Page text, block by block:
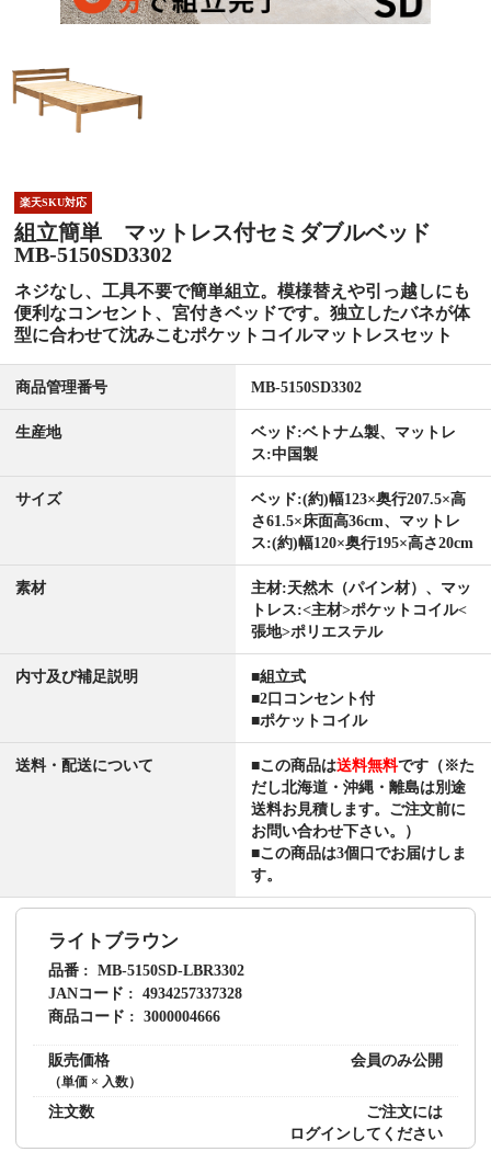
楽天SKU対応
組立簡単 マットレス付セミダブルベッド
MB-5150SD3302
ネジなし、工具不要で簡単組立。模様替えや引っ越しにも
便利なコンセント、宮付きベッドです。独立したバネが体
型に合わせて沈みこむポケットコイルマットレスセット
商品管理番号 MB-5150SD3302
生産地
ベッド:ベトナム製、マットレ
ス:中国製
サイズ
ベッド:(約)幅123×奥行207.5×高
さ61.5×床面高36cm、マットレ
ス:(約)幅120×奥行195×高さ20cm
素材
主材:天然木（パイン材）、マッ
トレス:<主材>ポケットコイル<
張地>ポリエステル
内寸及び補足説明
■組立式
■2口コンセント付
■ポケットコイル
送料・配送について ■この商品は送料無料です（※た
だし北海道・沖縄・離島は別途
送料お見積します。ご注文前に
お問い合わせ下さい。）
■この商品は3個口でお届けしま
す。
ライトブラウン
品番
MB-5150SD-LBR3302
JANコード
4934257337328
商品コード
3000004666
販売価格
（単価 × 入数）
会員のみ公開
注文数
ご注文には
ログインしてください